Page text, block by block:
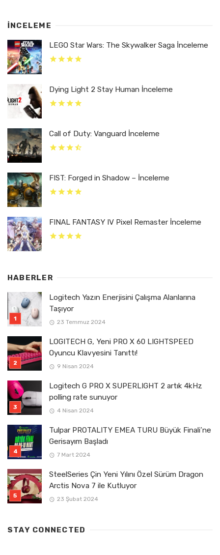
İNCELEME
LEGO Star Wars: The Skywalker Saga İnceleme
Dying Light 2 Stay Human İnceleme
Call of Duty: Vanguard İnceleme
FIST: Forged in Shadow – İnceleme
FINAL FANTASY IV Pixel Remaster İnceleme
HABERLER
Logitech Yazın Enerjisini Çalışma Alanlarına
Taşıyor
23 Temmuz 2024
LOGITECH G, Yeni PRO X 60 LIGHTSPEED
Oyuncu Klavyesini Tanıttı!
9 Nisan 2024
Logitech G PRO X SUPERLIGHT 2 artık 4kHz
polling rate sunuyor
4 Nisan 2024
Tulpar PROTALITY EMEA TURU Büyük Finali’ne
Gerisayım Başladı
7 Mart 2024
SteelSeries Çin Yeni Yılını Özel Sürüm Dragon
Arctis Nova 7 ile Kutluyor
23 Şubat 2024
STAY CONNECTED